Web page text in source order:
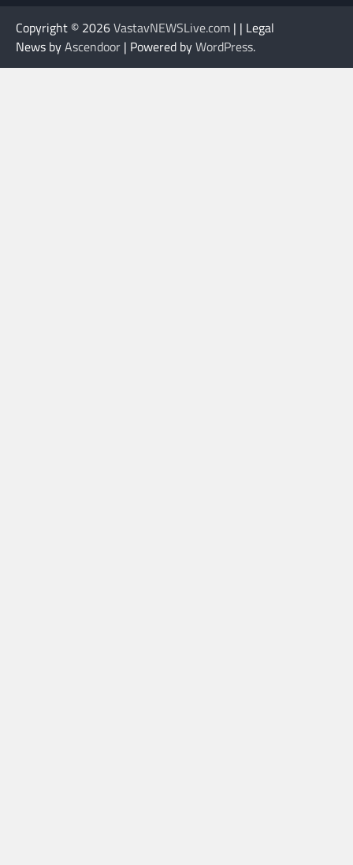
Copyright © 2026VastavNEWSLive.com | | Legal
News byAscendoor | Powered byWordPress.